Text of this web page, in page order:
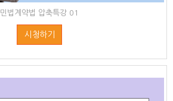
민법계약법 압축특강 01
시청하기